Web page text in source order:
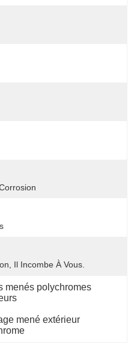
Il Incombe À Vous.
menés polychromes
mené extérieur